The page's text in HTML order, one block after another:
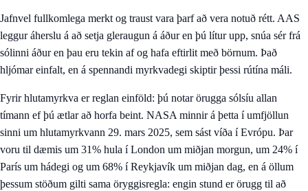
Jafnvel fullkomlega merkt og traust vara þarf að vera notuð rétt. AAS
leggur áherslu á að setja gleraugun á áður en þú lítur upp, snúa sér frá
sólinni áður en þau eru tekin af og hafa eftirlit með börnum. Það
hljómar einfalt, en á spennandi myrkvadegi skiptir þessi rútína máli.
Fyrir hlutamyrkva er reglan einföld: þú notar örugga sólsíu allan
tímann ef þú ætlar að horfa beint. NASA minnir á þetta í umfjöllun
sinni um hlutamyrkvann 29. mars 2025, sem sást víða í Evrópu. Þar
voru til dæmis um 31% hula í London um miðjan morgun, um 24% í
París um hádegi og um 68% í Reykjavík um miðjan dag, en á öllum
þessum stöðum gilti sama öryggisregla: engin stund er örugg til að